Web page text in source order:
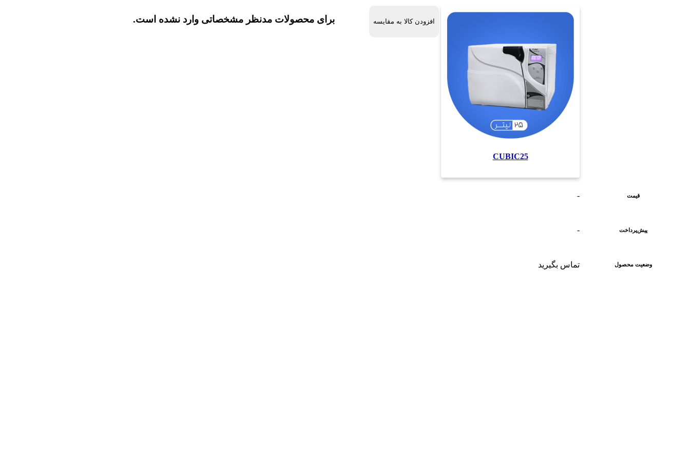
CUBIC25
افزودن کالا به مقایسه
قیمت -
پیش‌پرداخت -
وضعیت محصول تماس بگیرید
برای محصولات مدنظر مشخصاتی وارد نشده است.